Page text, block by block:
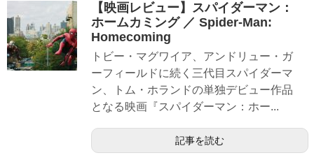
【映画レビュー】スパイダーマン：
ホームカミング ／ Spider-Man:
Homecoming
トビー・マグワイア、アンドリュー・ガ
ーフィールドに続く三代目スパイダーマ
ン、トム・ホランドの単独デビュー作品
となる映画『スパイダーマン：ホー...
記事を読む